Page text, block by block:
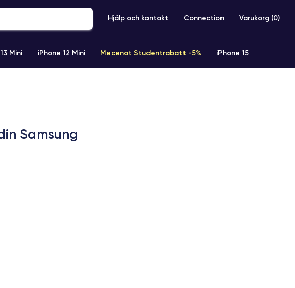
Hjälp och kontakt Connection Varukorg (0)
Mini iPhone 12 Mini Mecenat Studentrabatt -5% iPhone 15
Samsung